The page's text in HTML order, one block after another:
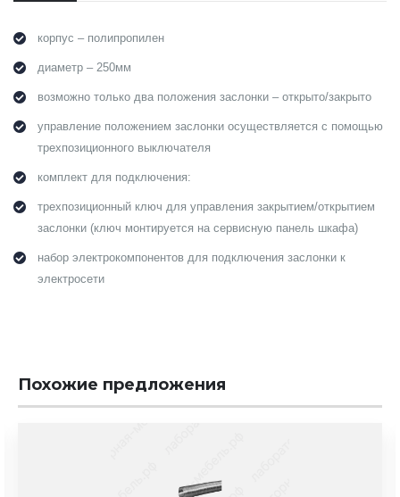
корпус – полипропилен
диаметр – 250мм
возможно только два положения заслонки – открыто/закрыто
управление положением заслонки осуществляется с помощью
трехпозиционного выключателя
комплект для подключения:
трехпозиционный ключ для управления закрытием/открытием
заслонки (ключ монтируется на сервисную панель шкафа)
набор электрокомпонентов для подключения заслонки к
электросети
Похожие предложения